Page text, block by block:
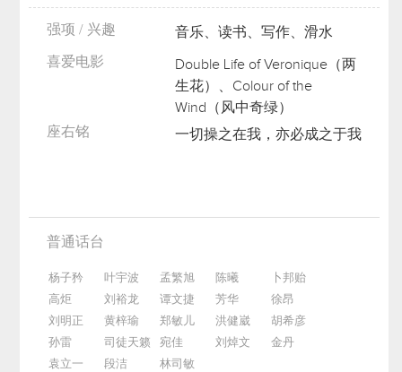
强项 / 兴趣
音乐、读书、写作、滑水
喜爱电影
Double Life of Veronique（两
生花）、Colour of the
Wind（风中奇绿）
座右铭
一切操之在我，亦必成之于我
普通话台
杨子矜 叶宇波 孟繁旭 陈曦
卜邦贻
高炬
刘裕龙 谭文捷 芳华
徐昂
刘明正
黄梓瑜 郑敏儿 洪健崴
胡希彦
孙雷
司徒天籁 宛佳 刘焯文
金丹
袁立一
段洁 林司敏